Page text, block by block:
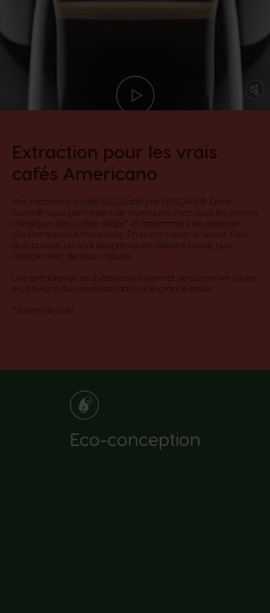
Extraction pour les vrais
cafés Americano​
Nos machines à café NEO Caffè par NESCAFÉ® Dolce
Gusto® vous permettent de reproduire chez vous les grands
classiques des coffee shops* et notamment de préparer
d'authentiques Americanos. En accord avec le savoir-faire
d'un barista, un shot d'espresso est d'abord extrait, puis
allongé avec de l'eau chaude.​
Une préparation en 2 étapes qui permet de conserver toutes
les saveurs d'un espresso dans une grande tasse.​
*salons de café
Eco-conception